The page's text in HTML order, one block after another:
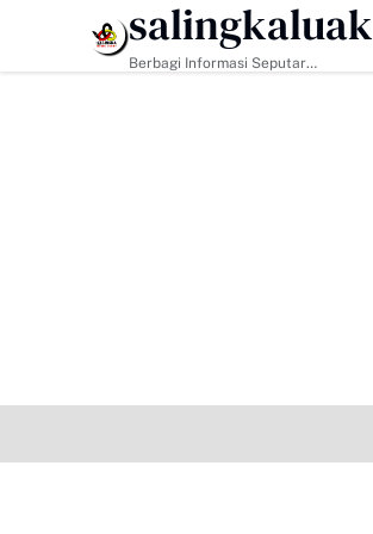
HEADLINE
salingkaluak
Berbagi Informasi Seputar